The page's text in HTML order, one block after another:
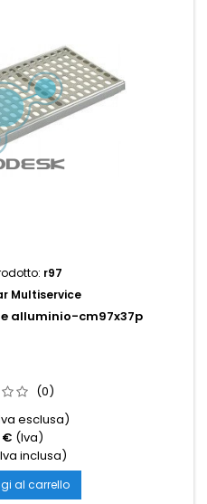
r97
Multiservice
alluminio-cm97x37p
(0)
esclusa)
€ (Iva)
inclusa)
al carrello